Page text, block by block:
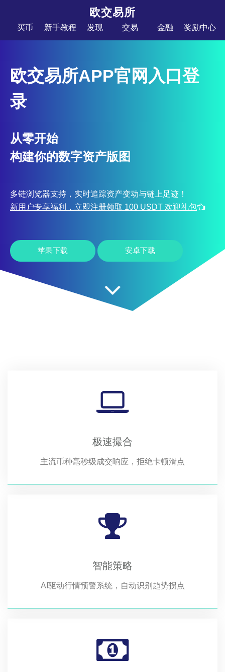
欧交易所
买币 新手教程 发现 交易 金融 奖励中心
欧交易所APP官网入口登
录
从零开始
构建你的数字资产版图
多链浏览器支持，实时追踪资产变动与链上足迹！
新用户专享福利，立即注册领取 100 USDT 欢迎礼包
苹果下载 安卓下载
极速撮合
主流币种毫秒级成交响应，拒绝卡顿滑点
智能策略
AI驱动行情预警系统，自动识别趋势拐点